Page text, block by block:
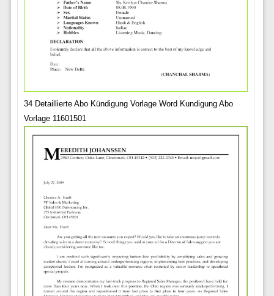
34 Detaillierte Abo Kündigung Vorlage Word Kundigung Abo
Vorlage 11601501